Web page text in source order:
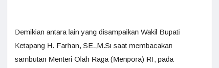
Demikian antara lain yang disampaikan Wakil Bupati
Ketapang H. Farhan, SE.,M.Si saat membacakan
sambutan Menteri Olah Raga (Menpora) RI, pada